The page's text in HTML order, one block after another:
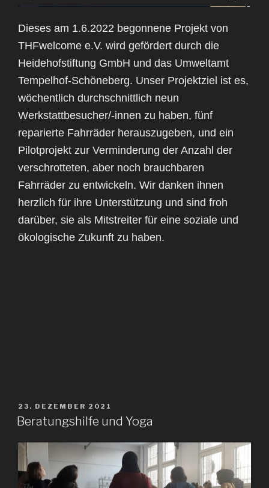
Dieses am 1.6.2022 begonnene Projekt von
THFwelcome e.V. wird gefördert durch die
Heidehofstiftung GmbH und das Umweltamt
Tempelhof-Schöneberg. Unser Projektziel ist es,
wöchentlich durchschnittlich neun
Werkstattbesucher/-innen zu haben, fünf
reparierte Fahrräder herauszugeben, und ein
Pilotprojekt zur Verminderung der Anzahl der
verschrotteten, aber noch brauchbaren
Fahrräder zu entwickeln. Wir danken ihnen
herzlich für ihre Unterstützung und sind froh
darüber, sie als Mitstreiter für eine soziale und
ökologische Zukunft zu haben.
VERÖFFENTLICHT
AM
23. DEZEMBER 2021
Beratungshilfe und Yoga